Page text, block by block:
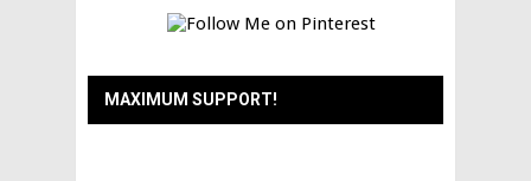
MAXIMUM SUPPORT!